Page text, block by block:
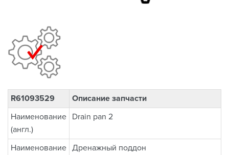
R61093529
Описание запчасти
Наименование
(англ.)
Drain pan 2
Наименование Дренажный поддон